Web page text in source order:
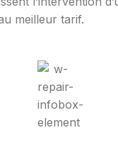
meilleur tarif.